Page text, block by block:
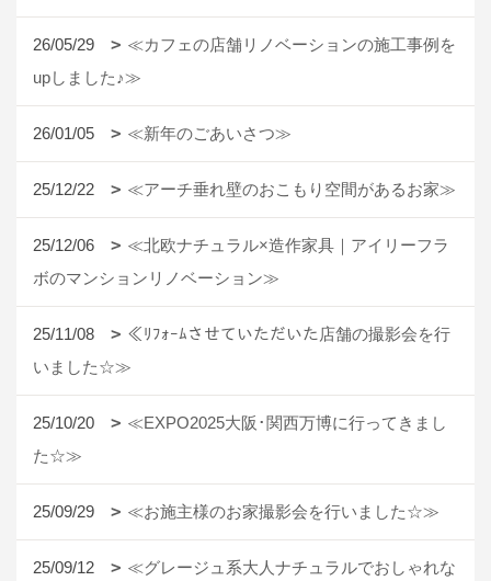
26/05/29
≪カフェの店舗リノベーションの施工事例を
upしました♪≫
26/01/05 ≪新年のごあいさつ≫
25/12/22 ≪アーチ垂れ壁のおこもり空間があるお家≫
25/12/06
≪北欧ナチュラル×造作家具｜アイリーフラ
ボのマンションリノベーション≫
25/11/08
≪ﾘﾌｫｰﾑさせていただいた店舗の撮影会を行
いました☆≫
25/10/20
≪EXPO2025大阪･関西万博に行ってきまし
た☆≫
25/09/29 ≪お施主様のお家撮影会を行いました☆≫
25/09/12
≪グレージュ系大人ナチュラルでおしゃれな